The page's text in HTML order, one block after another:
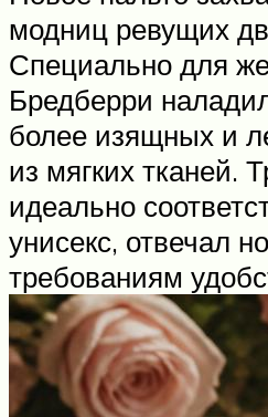
модниц ревущих
Специально для
Бредберри
более изящных и
из мягких тканей.
идеально
унисекс, отвечал
требованиям